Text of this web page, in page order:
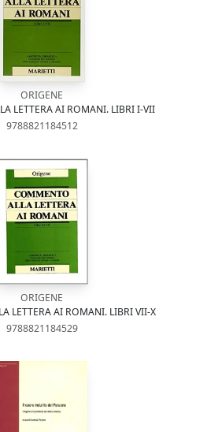
ORIGENE
LETTERA AI ROMANI. LIBRI I-VII
9788821184512
ORIGENE
LETTERA AI ROMANI. LIBRI VII-X
9788821184529